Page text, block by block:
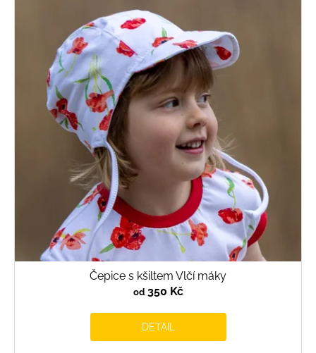
Čepice s kšiltem Vlčí máky
od350 Kč
DETAIL